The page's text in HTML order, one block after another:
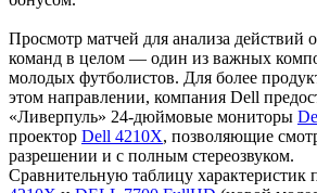
Просмотр матчей для анализа действий
команд в целом — один из важных
молодых футболистов. Для более
этом направлении, компания Dell
«Ливерпуль» 24-дюймовые мониторы
проектор Dell 4210X, позволяющие
разрешении и с полным стереозвуком.
Сравнительную таблицу характеристик